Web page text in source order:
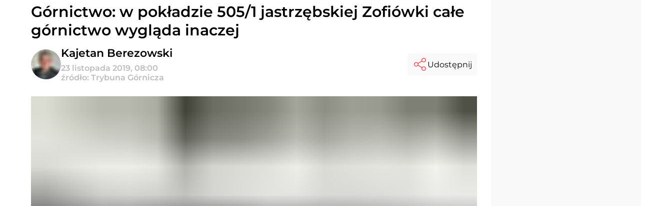
Górnictwo: w pokładzie 505/1 jastrzębskiej Zofiówki całe
górnictwo wygląda inaczej
Kajetan Berezowski
23 listopada 2019, 08:00
źródło: Trybuna Górnicza
Udostępnij